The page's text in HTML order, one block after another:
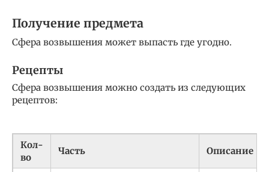
Получение предмета
Сфера возвышения может выпасть где угодно.
Рецепты
Сфера возвышения можно создать из следующих
рецептов:
Кол-
во
Часть Описание